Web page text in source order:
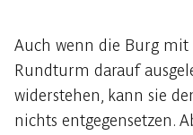
Auch wenn die Burg
Rundturm darauf
widerstehen, kann sie
nichts entgegensetzen.